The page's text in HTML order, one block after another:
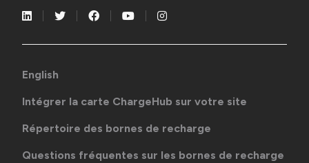
English
Intégrer la carte ChargeHub sur votre site
Répertoire des bornes de recharge
Questions fréquentes sur les bornes de recharge